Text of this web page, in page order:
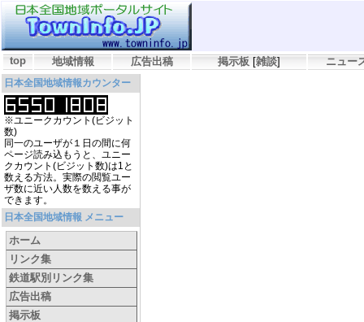
top 地域情報 広告出稿 掲示板 [雑談] ニュー
日本全国地域情報カウンター
※ユニークカウント(ビジット
数)
同一のユーザが１日の間に何
ページ読み込もうと、ユニー
クカウント(ビジット数)は1と
数える方法。実際の閲覧ユー
ザ数に近い人数を数える事が
できます。
日本全国地域情報 メニュー
ホーム
リンク集
鉄道駅別リンク集
広告出稿
掲示板